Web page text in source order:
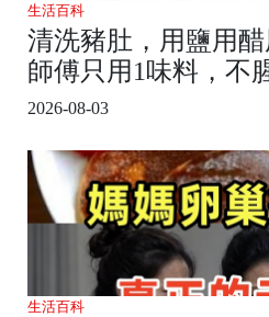
生活百科
清洗豬肚，用鹽用
師傅只用1味料，不
2026-08-03
生活百科